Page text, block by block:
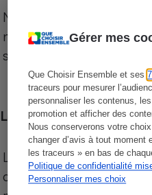
Gérer mes
Que Choisir Ensemble et ses
traceurs pour mesurer
personnaliser les contenus,
promotion et afficher des
Nous conserverons votre
changer d’avis à tout moment
les traceurs » en bas de
Politique de confidentialité
Personnaliser mes choix
Notre comparateur de
niveau de prix des
sur le territoire français.
Les comparaisons de
Les comparaisons sont
des produits des